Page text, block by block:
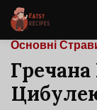
Основні